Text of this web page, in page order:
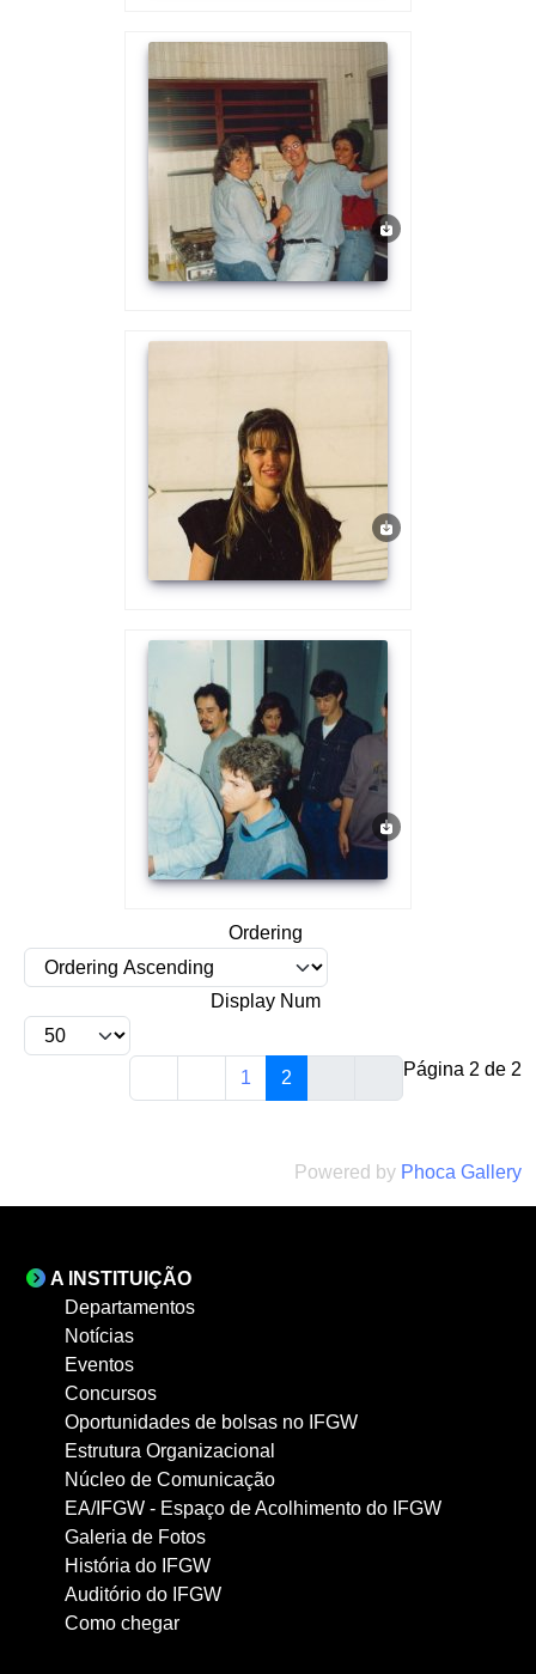
Ordering
Display Num
Página 2 de 2
1 2
Powered by Phoca Gallery
A INSTITUIÇÃO
Departamentos
Notícias
Eventos
Concursos
Oportunidades de bolsas no IFGW
Estrutura Organizacional
Núcleo de Comunicação
EA/IFGW - Espaço de Acolhimento do IFGW
Galeria de Fotos
História do IFGW
Auditório do IFGW
Como chegar